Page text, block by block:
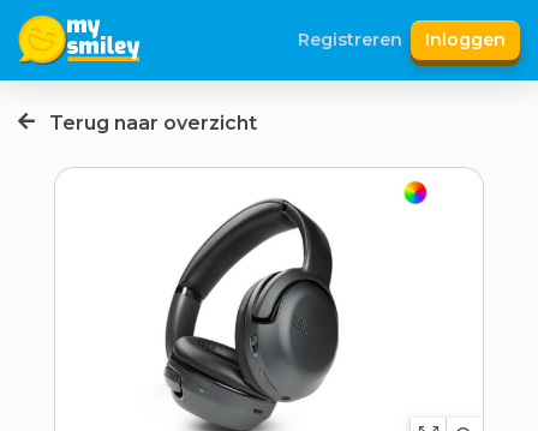
Registreren Inloggen
Terug naar overzicht